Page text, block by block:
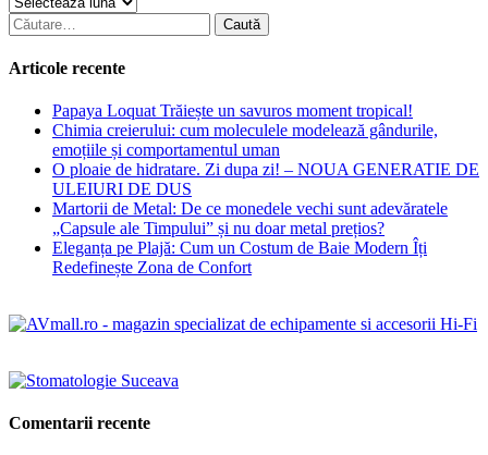
Caută
după:
Articole recente
Papaya Loquat Trăiește un savuros moment tropical!
Chimia creierului: cum moleculele modelează gândurile,
emoțiile și comportamentul uman
O ploaie de hidratare. Zi dupa zi! – NOUA GENERATIE DE
ULEIURI DE DUS
Martorii de Metal: De ce monedele vechi sunt adevăratele
„Capsule ale Timpului” și nu doar metal prețios?
Eleganța pe Plajă: Cum un Costum de Baie Modern Îți
Redefinește Zona de Confort
Comentarii recente